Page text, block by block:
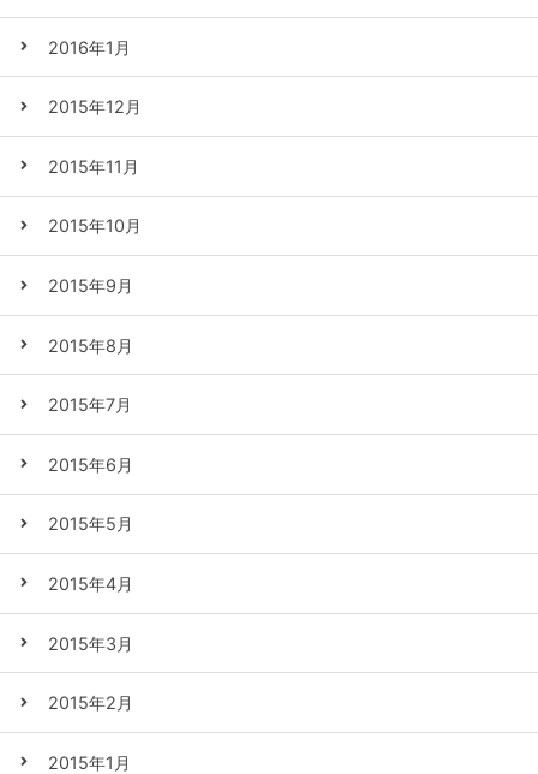
2016年1月
2015年12月
2015年11月
2015年10月
2015年9月
2015年8月
2015年7月
2015年6月
2015年5月
2015年4月
2015年3月
2015年2月
2015年1月